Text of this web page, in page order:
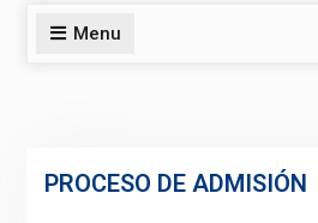
Menu
PROCESO DE ADMISIÓN